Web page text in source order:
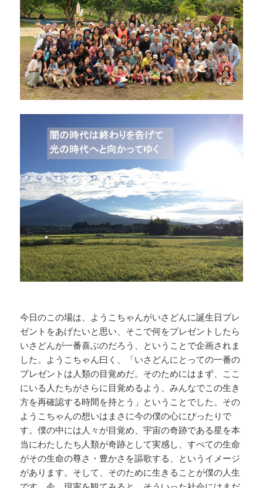
今日のこの場は、ようこちゃんがいさどんに誕生日プレ
ゼントをあげたいと思い、そこで何をプレゼントしたら
いさどんが一番喜ぶのだろう、ということで企画されま
した。ようこちゃん曰く、「いさどんにとっての一番の
プレゼントは人類の目覚めだ。そのためにはまず、ここ
にいる人たちがさらに目覚めるよう、みんなでこの生き
方を再確認する時間を持とう」ということでした。その
ようこちゃんの想いはまさに今の僕の心にぴったりで
す。僕の中には人々が目覚め、宇宙の奇跡である星を本
当にわたしたち人類が奇跡として実感し、すべての生命
がその生命の尊さ・豊かさを謳歌する、というイメージ
があります。そして、そのために生きることが僕の人生